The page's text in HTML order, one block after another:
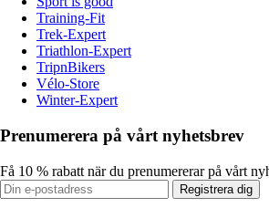
Training-Fit
Trek-Expert
Triathlon-Expert
TripnBikers
Vélo-Store
Winter-Expert
Prenumerera på vårt nyhetsbrev
Få 10 % rabatt när du prenumererar på vårt
Registrera dig